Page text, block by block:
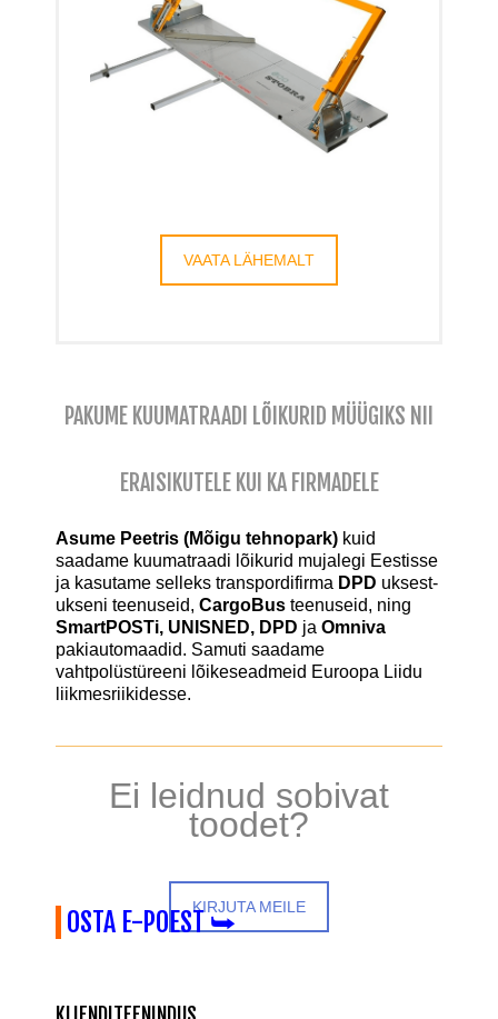
VAATA LÄHEMALT
PAKUME KUUMATRAADI LÕIKURID MÜÜGIKS NII
ERAISIKUTELE KUI KA FIRMADELE
Asume Peetris (Mõigu tehnopark) kuid
saadame kuumatraadi lõikurid mujalegi Eestisse
ja kasutame selleks transpordifirma DPD uksest-
ukseni teenuseid, CargoBus teenuseid, ning
SmartPOSTi, UNISNED, DPD ja Omniva
pakiautomaadid. Samuti saadame
vahtpolüstüreeni lõikeseadmeid Euroopa Liidu
liikmesriikidesse.
Ei leidnud sobivat
toodet?
KIRJUTA MEILE
OSTA E-POEST ⮩